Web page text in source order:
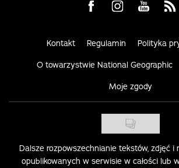
Visit us on Facebook
Visit us onVisit us on
Kontakt Regulamin Polityka
O towarzystwie National Geographic
Moje zgody
Dalsze rozpowszechnianie tekstów, zdjęć i
opublikowanych w serwisie w całości lub